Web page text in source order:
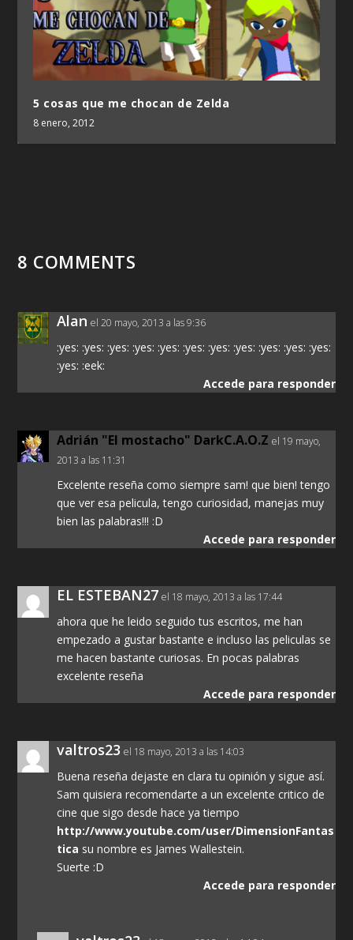
5 cosas que me chocan de Zelda
8 enero, 2012
8 COMMENTS
Alan el 20 mayo, 2013 a las 9:36
:yes: :yes: :yes: :yes: :yes: :yes: :yes: :yes: :yes: :yes: :yes:
:yes: :eek:
Accede para responder
Adrián "El mostacho" DarkC.A.O.Z el 19 mayo,
2013 a las 11:31
Excelente reseña como siempre sam! que bien! tengo
que ver esa pelicula, tengo curiosidad, manejas muy
bien las palabras!!! :D
Accede para responder
EL ESTEBAN27 el 18 mayo, 2013 a las 17:44
ahora que he leido seguido tus escritos, me han
empezado a gustar bastante e incluso las peliculas se
me hacen bastante curiosas. En pocas palabras
excelente reseña
Accede para responder
valtros23 el 18 mayo, 2013 a las 14:03
Buena reseña dejaste en clara tu opinión y sigue así.
Sam quisiera recomendarte a un excelente critico de
cine que sigo desde hace ya tiempo
http://www.youtube.com/user/DimensionFantas
tica su nombre es James Wallestein.
Suerte :D
Accede para responder